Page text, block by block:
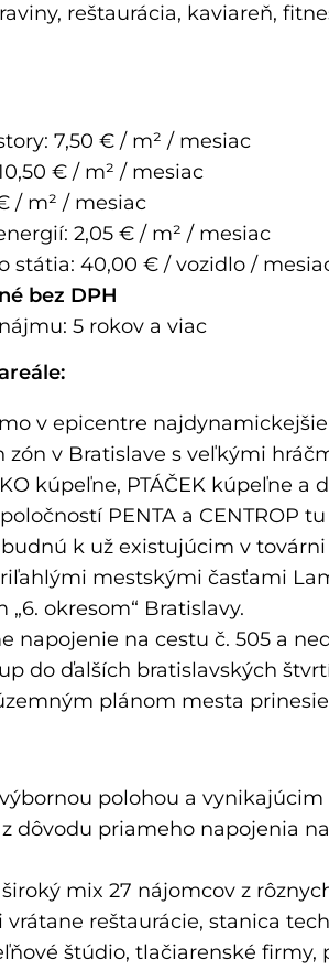
reštaurácia, kaviareň,
7,50 € / m² / mesiac
€ / m² / mesiac
/ m² / mesiac
2,05 € / m² / mesiac
státia: 40,00 € / vozidlo /
bez DPH
5 rokov a viac
v epicentre
v Bratislave s veľkými
kúpeľne, PTÁČEK kúpeľne a
PENTA a CENTROP
k už existujúcim v továrni
mestskými časťami
okresom“ Bratislavy.
napojenie na cestu č. 505 a
do ďalších bratislavských
plánom mesta
polohou a
z dôvodu priameho napojenia
mix 27 nájomcov z
reštaurácie, stanica
štúdio, tlačiarenské firmy,